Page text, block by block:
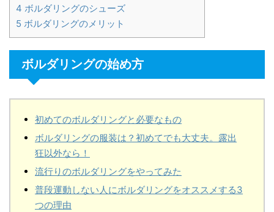
4 ボルダリングのシューズ
5 ボルダリングのメリット
ボルダリングの始め方
初めてのボルダリングと必要なもの
ボルダリングの服装は？初めてでも大丈夫。露出
狂以外なら！
流行りのボルダリングをやってみた
普段運動しない人にボルダリングをオススメする3
つの理由